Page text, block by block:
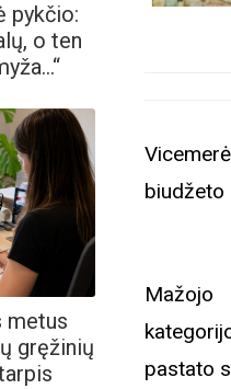
pykčio:
o ten
metus
gręžinių
biudžeto
pastato